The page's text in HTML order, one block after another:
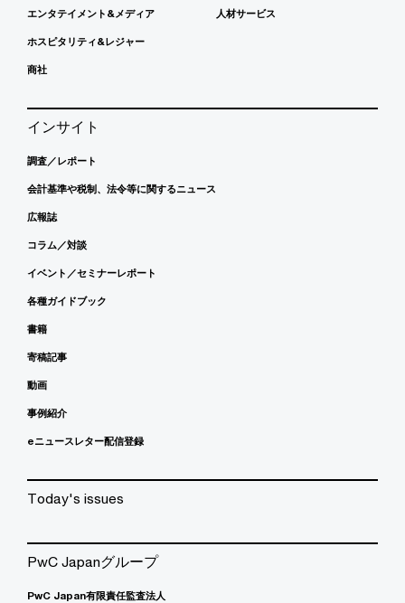
エンタテイメント&メディア
ホスピタリティ&レジャー
商社
人材サービス
インサイト
調査／レポート
会計基準や税制、法令等に関するニュース
広報誌
コラム／対談
イベント／セミナーレポート
各種ガイドブック
書籍
寄稿記事
動画
事例紹介
eニュースレター配信登録
Today's issues
PwC Japanグループ
PwC Japan有限責任監査法人